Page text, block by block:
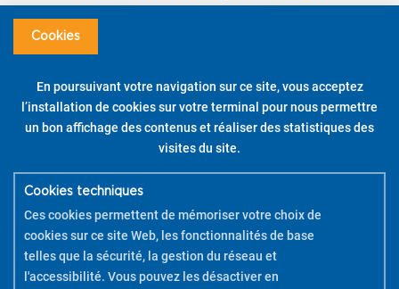
Pour vous aider à utiliser vos kits créatifs,téléchargez la brochure
PDF .
Kit créatif sous-verre – Couleurs assorties – Pointe
DÉCOUVRIR
Cookies
En poursuivant votre navigation sur ce site, vous acceptez
l’installation de cookies sur votre terminal pour nous permettre
un bon affichage des contenus et réaliser des statistiques des
visites du site.
Cookies techniques
Ces cookies permettent de mémoriser votre choix de
cookies sur ce site Web, les fonctionnalités de base
telles que la sécurité, la gestion du réseau et
l'accessibilité. Vous pouvez les désactiver en